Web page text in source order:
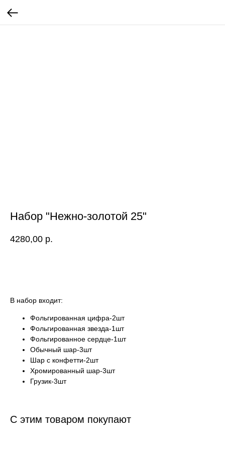
Набор "Нежно-золотой 25"
4280,00 р.
В набор входит:
Фольгированная цифра-2шт
Фольгированная звезда-1шт
Фольгированное сердце-1шт
Обычный шар-3шт
Шар с конфетти-2шт
Хромированный шар-3шт
Грузик-3шт
С этим товаром покупают